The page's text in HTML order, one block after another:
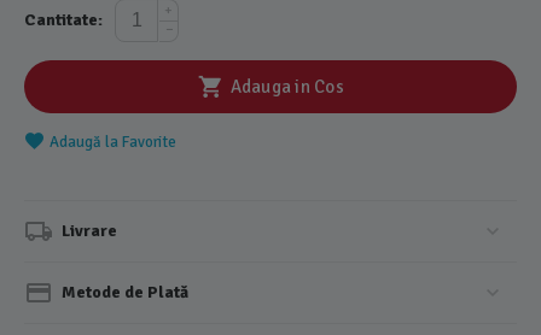
Cantitate:
+
−
Adauga in Cos
Adaugă la Favorite
Livrare
Metode de Plată